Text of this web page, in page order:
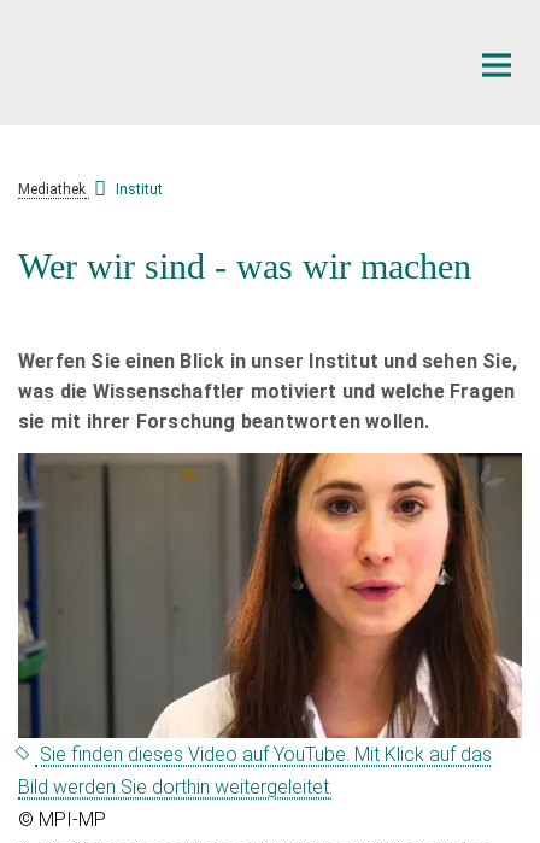
Mediathek Institut
Wer wir sind - was wir machen
Werfen Sie einen Blick in unser Institut und sehen Sie,
was die Wissenschaftler motiviert und welche Fragen
sie mit ihrer Forschung beantworten wollen.
Sie finden dieses Video auf YouTube. Mit Klick auf das
Bild werden Sie dorthin weitergeleitet.
© MPI-MP